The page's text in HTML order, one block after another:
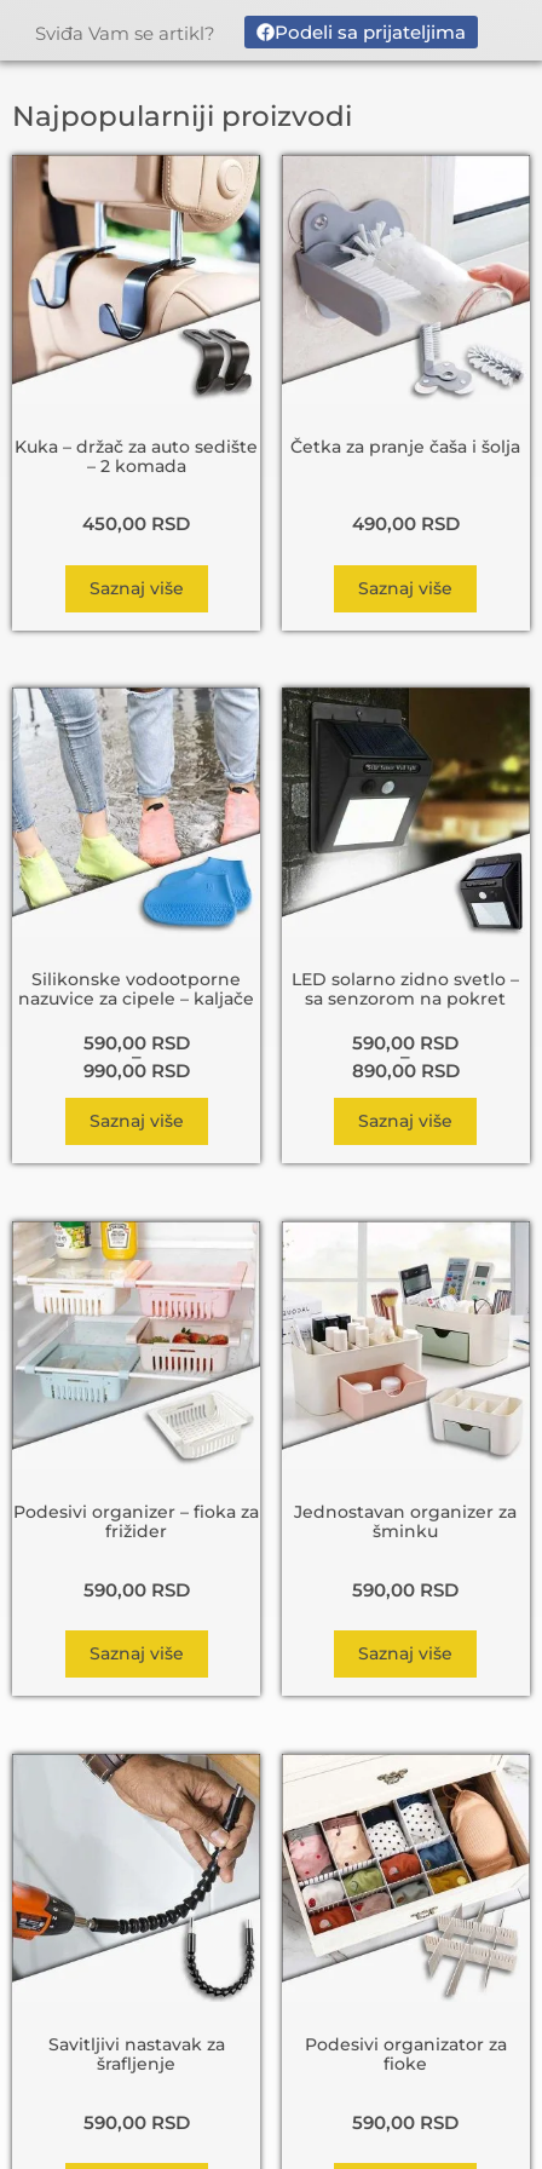
Sviđa Vam se artikl? Podeli sa prijateljima
Najpopularniji proizvodi
Kuka – držač za auto sedište
– 2 komada
450,00 RSD
Saznaj više
Četka za pranje čaša i šolja
490,00 RSD
Saznaj više
Silikonske vodootporne
nazuvice za cipele – kaljače
590,00 RSD
–
990,00 RSD
Saznaj više
LED solarno zidno svetlo –
sa senzorom na pokret
590,00 RSD
–
890,00 RSD
Saznaj više
Podesivi organizer – fioka za
frižider
590,00 RSD
Saznaj više
Jednostavan organizer za
šminku
590,00 RSD
Saznaj više
Savitljivi nastavak za
šrafljenje
590,00 RSD
Podesivi organizator za
fioke
590,00 RSD